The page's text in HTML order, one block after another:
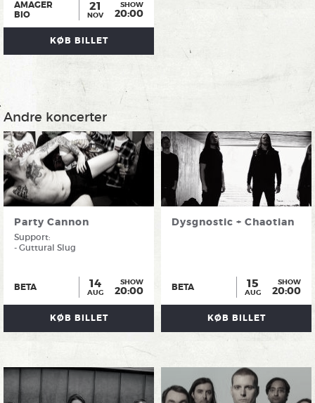
AMAGER
BIO
21
NOV
SHOW
20:00
KØB BILLET
Andre koncerter
Party Cannon
Support:
- Guttural Slug
BETA 14
AUG
SHOW
20:00
KØB BILLET
Dysgnostic + Chaotian
BETA 15
AUG
SHOW
20:00
KØB BILLET